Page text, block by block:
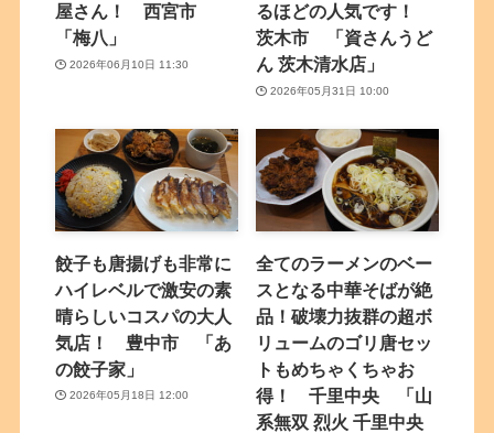
屋さん！ 西宮市
「梅八」
2026年06月10日 11:30
るほどの人気です！
茨木市 「資さんうど
ん 茨木清水店」
2026年05月31日 10:00
餃子も唐揚げも非常に
ハイレベルで激安の素
晴らしいコスパの大人
気店！ 豊中市 「あ
の餃子家」
2026年05月18日 12:00
全てのラーメンのベー
スとなる中華そばが絶
品！破壊力抜群の超ボ
リュームのゴリ唐セッ
トもめちゃくちゃお
得！ 千里中央 「山
系無双 烈火 千里中央